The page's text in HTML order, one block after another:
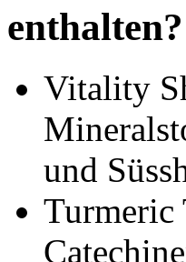
enthalten?
Vitality
und
Turmeric